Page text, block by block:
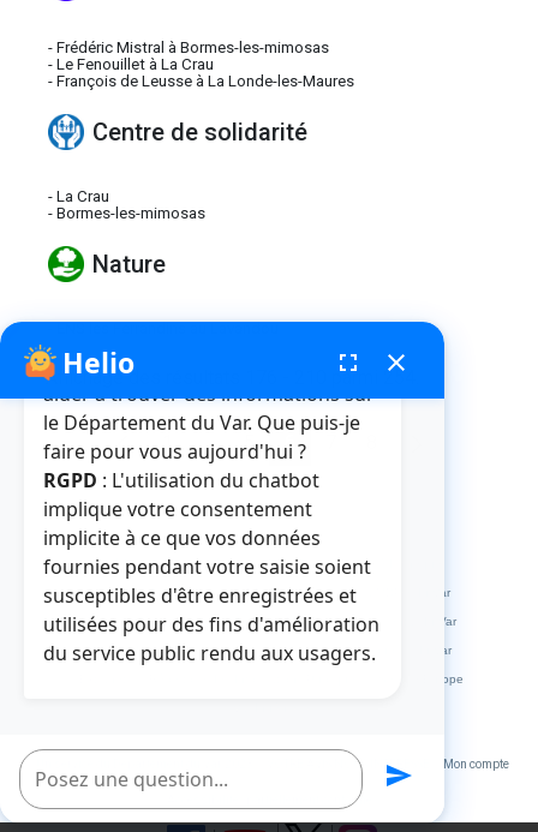
- Frédéric Mistral à Bormes-les-mimosas
- Le Fenouillet à La Crau
- François de Leusse à La Londe-les-Maures
Centre de solidarité
- La Crau
- Bormes-les-mimosas
Nature
Affichage des résultats 176 - 210 parmi 254.
Page
1 ...
Pages intermédiaires Utilisez TAB
Page
5 Page
6
Crédits et mentions légales Plan du site La médiathèque
L'abbaye de La Celle L'HDE Var Visitvar La MDPH du Var
Archives départementales du Var Muséum départemental du Var
Le site des collèges du Var Le site des marchés publics du Var
Service Europe
VOTRE AVIS NOUS INTERESSE Mon compte
Accessibilité : partiellement conforme
Helio fenêtre de chatbot
fullscreen close
Bonjour, je suis Helio. Je peux vous
aider à trouver des informations sur
le Département du Var. Que puis-je
faire pour vous aujourd'hui ?
RGPD : L'utilisation du chatbot
implique votre consentement
implicite à ce que vos données
fournies pendant votre saisie soient
susceptibles d'être enregistrées et
utilisées pour des fins d'amélioration
du service public rendu aux usagers.
Poser une question send